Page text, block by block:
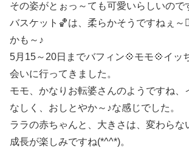
その姿がとぉっ～ても可愛いらしいので
バスケット🏀は、柔らかそうですねぇ～
かも～♪
5月15～20日までバフィン💠モモ💠イッ
会いに行ってきました。
モモ、かなりお転婆さんのようですね、
なしく、おしとやか～♪な感じでした。
ララの赤ちゃんと、大きさは、変わらな
成長が楽しみですね(*^^*)。